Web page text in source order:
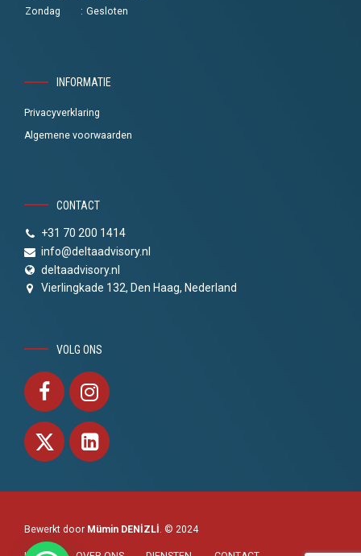
Zondag
: Gesloten
INFORMATIE
Privacyverklaring
Algemene voorwaarden
CONTACT
+31 70 200 1414
info@deltaadvisory.nl
deltaadvisory.nl
Vierlingkade 132, Den Haag, Nederland
VOLG ONS
Bewerkt door Mümin DENİZLİ. © 2024